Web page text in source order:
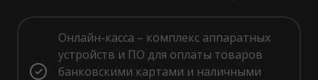
Онлайн-касса – комплекс аппаратных
устройств и ПО для оплаты товаров
банковскими картами и наличными